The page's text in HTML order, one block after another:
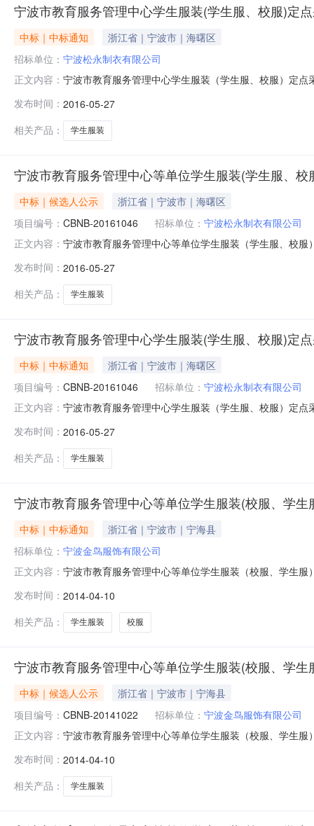
宁波市教育服务管理中心学生服装(学生服、校服)定
中标｜中标通知
浙江省｜宁波市｜海曙区
招标单位： 宁波松永制衣有限公司
正文内容： 宁波市教育服务管理中心学生服装（学生服、校服）定
下：一、项目编号：CBNB-20161046二、项目名称：宁
四、定标日期：2016
发布时间： 2016-05-27
相关产品：
学生服装
宁波市教育服务管理中心等单位学生服装(学生服、
中标｜候选人公示
浙江省｜宁波市｜海曙区
项目编号： CBNB-20161046 招标单位： 宁波松永制衣有限公司
正文内容： 宁波市教育服务管理中心等单位学生服装（学生服、校
务管理中心等单位学生服装（学生服、校服）定点采购
名称：宁波
发布时间： 2016-05-27
相关产品：
学生服装
宁波市教育服务管理中心学生服装(学生服、校服)定
中标｜中标通知
浙江省｜宁波市｜海曙区
项目编号： CBNB-20161046 招标单位： 宁波松永制衣有限公司
正文内容： 宁波市教育服务管理中心学生服装（学生服、校服）定
下：一、项目编号：CBNB-20161046二、项目名称：宁
四、定标日期：2016
发布时间： 2016-05-27
相关产品：
学生服装
宁波市教育服务管理中心等单位学生服装(校服、学生
中标｜中标通知
浙江省｜宁波市｜宁海县
招标单位： 宁波金鸟服饰有限公司
正文内容： 宁波市教育服务管理中心等单位学生服装（校服、学生
告如下：一、采购编号：CBNB-20141022二、项目名称
容：用途：各学校用；自
发布时间： 2014-04-10
相关产品：
学生服装 校服
宁波市教育服务管理中心等单位学生服装(校服、学
中标｜候选人公示
浙江省｜宁波市｜宁海县
项目编号： CBNB-20141022 招标单位： 宁波金鸟服饰有限公司
正文内容： 宁波市教育服务管理中心等单位学生服装（校服、学生
理中心等单位学生服装（校服、学生服）定点采购单位
称：宁波市教
发布时间： 2014-04-10
相关产品：
学生服装